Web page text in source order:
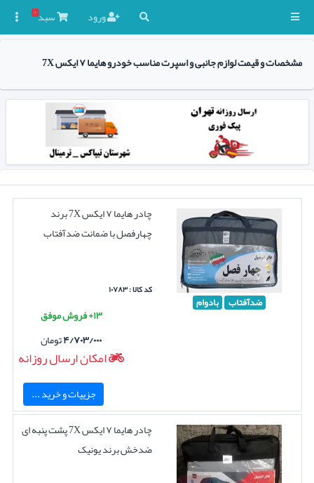
ورود سبد۰
مشخصات و قیمت لوازم جانبی و اسپرت مناسب خودرو هایما ۷ ایکس 7X
ضدآفتاب بادوام
چادر هایما ۷ ایکس 7X برند
چهارفصل با ضمانت ضدآفتاب
کد کالا : ۱۰۷۸۳
۱۳+ فروش موفق
۴/۷۰۳/۰۰۰تومان
امکان ارسال روزانه
جزییات و خرید ...
چادر هایما ۷ ایکس 7X پشت پنبه ای
ضدخش برند یونیک